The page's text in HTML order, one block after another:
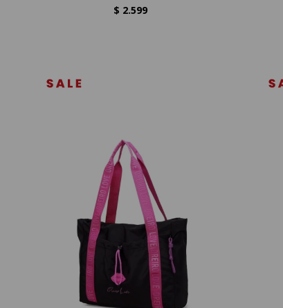
$ 2.599